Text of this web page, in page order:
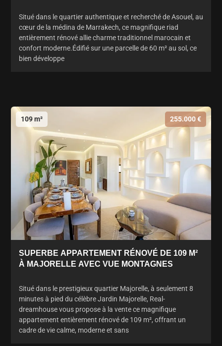
Situé dans le quartier authentique et recherché de Asouel, au
cœur de la médina de Marrakech, ce magnifique riad
entièrement rénové allie charme traditionnel marocain et
confort moderne.Édifié sur une parcelle de 60 m² au sol, ce
bien développe
109 m² 255.000 €
SUPERBE APPARTEMENT RÉNOVÉ DE 109 M²
À MAJORELLE AVEC VUE MONTAGNES
Situé dans le prestigieux quartier Majorelle, à seulement 8
minutes à pied du célèbre Jardin Majorelle, Real-
dreamhouse vous propose à la vente ce magnifique
appartement entièrement rénové de 109 m², offrant un
cadre de vie calme, moderne et sans